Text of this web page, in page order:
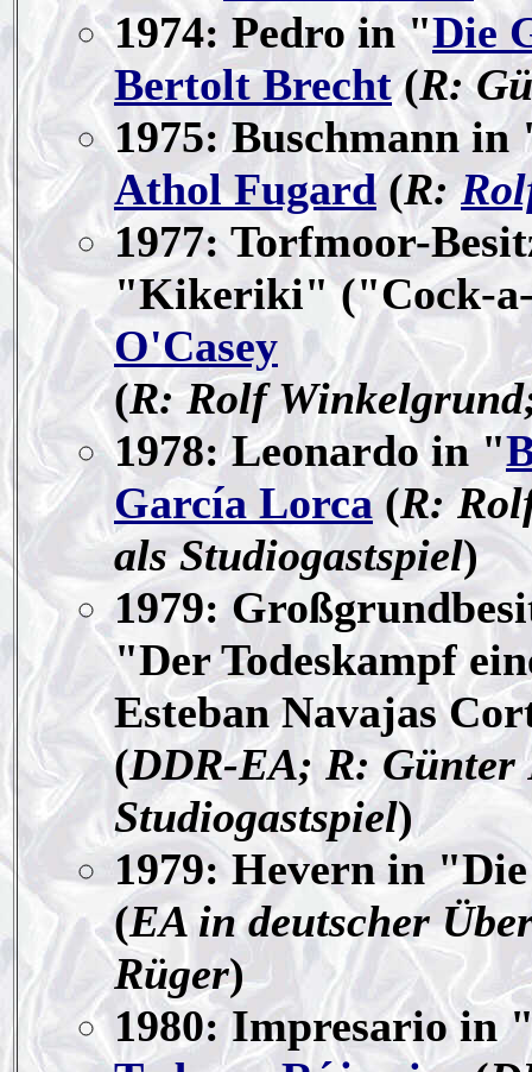
1974: Pedro in "Die
Bertolt Brecht(R:
1975: Buschmann
Athol Fugard(R:
1977: Torfmoor-
"Kikeriki" ("Cock-
O'Casey
(R: Rolf
1978: Leonardo in "
García Lorca(R:
als Studiogastspiel)
1979:
"Der Todeskampf
Esteban Navajas
(DDR-EA; R:
Studiogastspiel)
1979: Hevern in
(EA in deutscher
Rüger)
1980: Impresario in